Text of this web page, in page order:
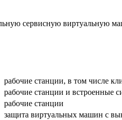
сервисную виртуальную
рабочие станции, в том числе
рабочие станции и встроенные
рабочие станции
защита виртуальных машин с